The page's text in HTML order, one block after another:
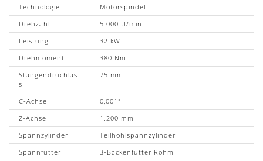
Technologie
Motorspindel
Drehzahl
5.000 U/min
Leistung
32 kW
Drehmoment
380 Nm
Stangendruchlas
s
75 mm
C-Achse
0,001°
Z-Achse
1.200 mm
Spannzylinder
Teilhohlspannzylinder
Spannfutter
3-Backenfutter Röhm